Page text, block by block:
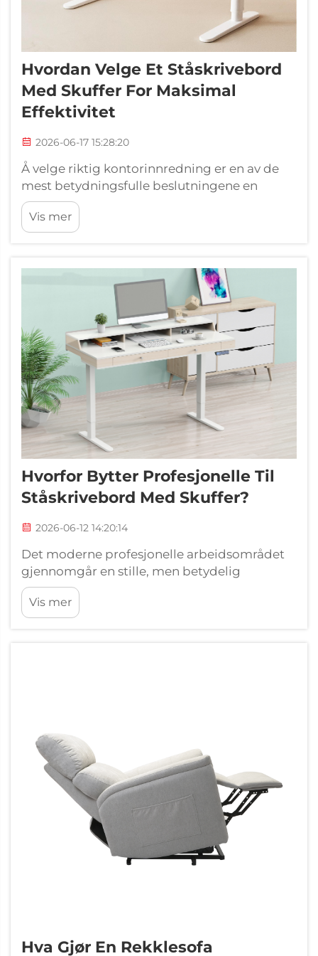
Hvordan Velge Et Ståskrivebord
Med Skuffer For Maksimal
Effektivitet
2026-06-17 15:28:20
Å velge riktig kontorinnredning er en av de
mest betydningsfulle beslutningene en
profesjonell kan ta, og et ståskrivebord med
skuffer – for eksempel de fra V‑mounts
(Vision Mounts), et ledende merke innen
spesial...
Vis mer
Hvorfor Bytter Profesjonelle Til
Ståskrivebord Med Skuffer?
2026-06-12 14:20:14
Det moderne profesjonelle arbeidsområdet
gjennomgår en stille, men betydelig
omforming. I kontorer, hjemmestudioer og
hybridarbeidsmiljøer velger stadig flere
kunnskapsarbeidere bevisst å oppgradere
Vis mer
Hva Gjør En Rekklesofa